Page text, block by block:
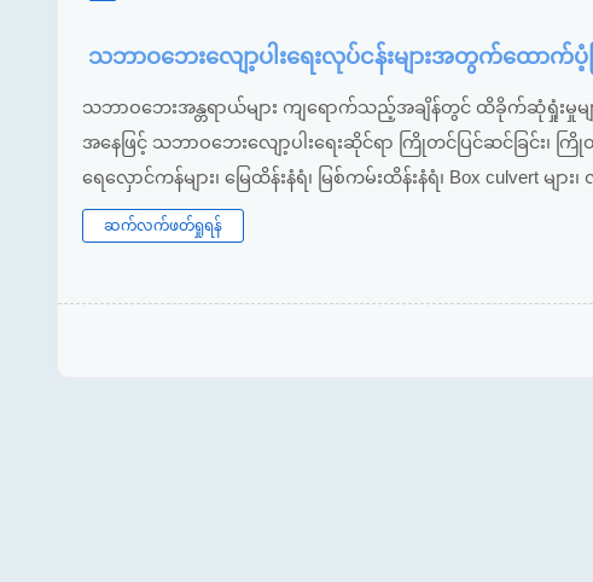
သဘာဝဘေးလျော့ပါးရေးလုပ်ငန်းများအတွက်ထောက်ပံ့ခ
သဘာဝဘေးအန္တရာယ်များ ကျရောက်သည့်အချိန်တွင် ထိခိုက်ဆုံရှုံးမှုမျ
အနေဖြင့် သဘာဝဘေးလျော့ပါးရေးဆိုင်ရာ ကြိုတင်ပြင်ဆင်ခြင်း၊
ရေလှောင်ကန်များ၊ မြေထိန်းနံရံ၊ မြစ်ကမ်းထိန်းနံရံ၊ Box culvert မျာ
ဆက်လက်ဖတ်ရှုရန်